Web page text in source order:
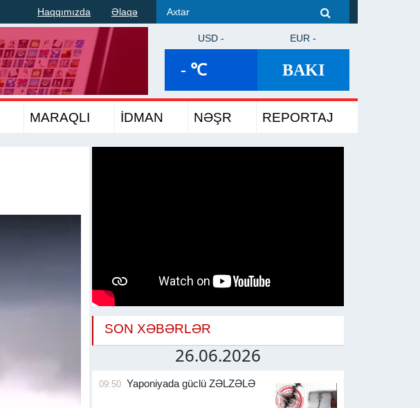
Haqqımızda Əlaqə
USD -
- ℃
EUR -
BAKI
MARAQLI İDMAN NƏŞR REPORTAJ
SON XƏBƏRLƏR
26.06.2026
09:50 Yaponiyada güclü ZƏLZƏLƏ